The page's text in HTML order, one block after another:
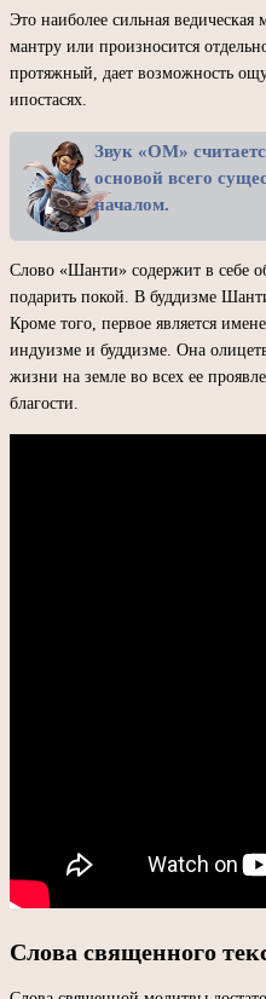
Это наиболее сильная
мантру или произносится
протяжный, дает возможность
ипостасях.
Звук «ОМ»
основой всего
началом.
Слово «Шанти» содержит в себе
подарить покой. В буддизме
Кроме того, первое является
индуизме и буддизме. Она
жизни на земле во всех ее
благости.
Слова священного